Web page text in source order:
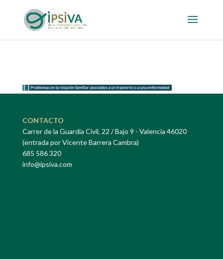
CONTACTO
Carrer de la Guardia Civil, 22 / Bajo 9 - Valencia 46020
(entrada por Vicente Barrera Cambra)
685 586 320
info@ipsiva.com